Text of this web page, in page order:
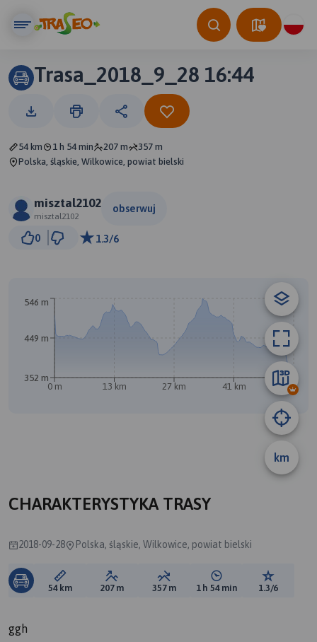
Trasa_2018_9_28 16:44
54 km 1 h 54 min 207 m
357 m
Polska, śląskie, Wilkowice, powiat bielski
misztal2102
misztal2102
obserwuj
0 1.3/6
km
0 m 13 km 27 km 41 km 54 km
352 m
449 m
546 m
CHARAKTERYSTYKA TRASY
2018-09-28 Polska, śląskie, Wilkowice, powiat bielski
Długość trasy:
54 km Suma przewyższeń:
207 m Suma spadków:
357 m Średni czas potrzebny
1 h 54 min Ocena
1.3/6
ggh